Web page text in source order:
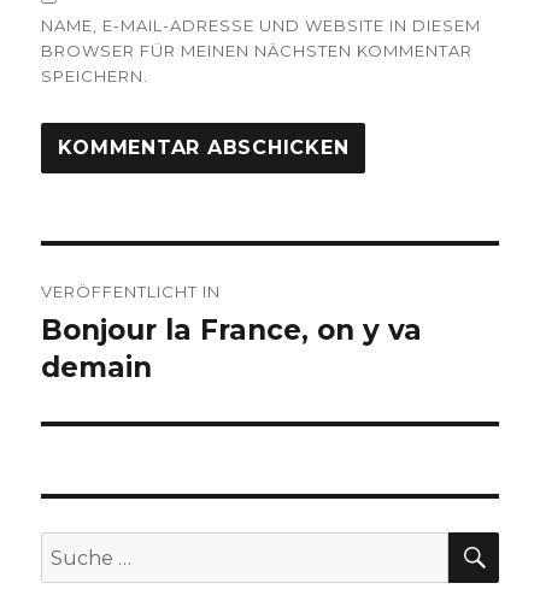
NAME, E-MAIL-ADRESSE UND WEBSITE IN DIESEM
BROWSER FÜR MEINEN NÄCHSTEN KOMMENTAR
SPEICHERN.
VERÖFFENTLICHT IN
Bonjour la France, on y va
demain
Suche
nach: